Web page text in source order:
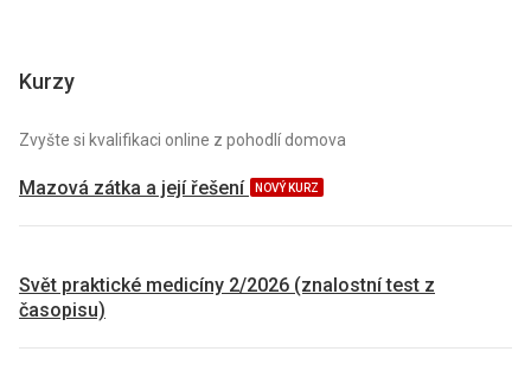
Kurzy
Zvyšte si kvalifikaci online z pohodlí domova
Mazová zátka a její řešení NOVÝ KURZ
Svět praktické medicíny 2/2026 (znalostní test z
časopisu)